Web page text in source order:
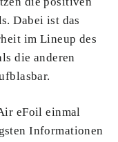
Dabei ist das
im Lineup des
die anderen
eFoil einmal
Informationen